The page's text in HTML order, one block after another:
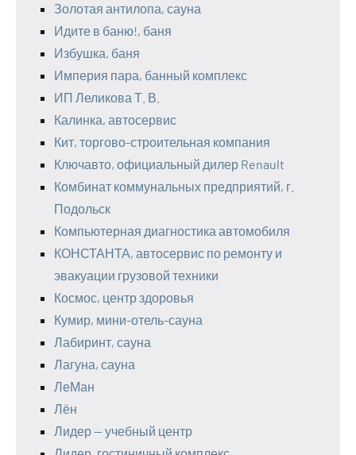
Золотая антилопа, сауна
Идите в баню!, баня
Избушка, баня
Империя пара, банный комплекс
ИП Леликова Т. В.
Калинка, автосервис
Кит, торгово-строительная компания
Ключавто, официальный дилер Renault
Комбинат коммунальных предприятий, г.
Подольск
Компьютерная диагностика автомобиля
КОНСТАНТА, автосервис по ремонту и
эвакуации грузовой техники
Космос, центр здоровья
Кумир, мини-отель-сауна
Лабиринт, сауна
Лагуна, сауна
ЛеМан
Лён
Лидер — учебный центр